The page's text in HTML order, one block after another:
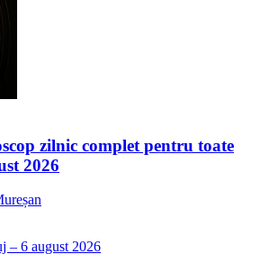
zilnic complet pentru toate
2026